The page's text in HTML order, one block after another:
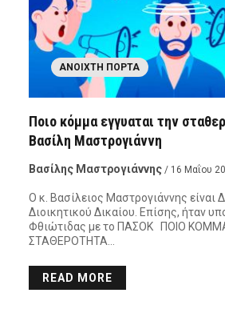
ΑΝΟΙΧΤΉ ΠΌΡΤΑ
Ποιο κόμμα εγγυαται την
Βασίλη Μαστρογιάννη
Βασίλης Μαστρογιάννης / 16 Μαΐου
Ο κ. Βασίλειος Μαστρογιάννης είναι
Διοικητικού Δικαίου. Επίσης, ήταν
Φθιώτιδας με το ΠΑΣΟΚ ΠΟΙΟ
ΣΤΑΘΕΡΟΤΗΤΑ…
READ MORE